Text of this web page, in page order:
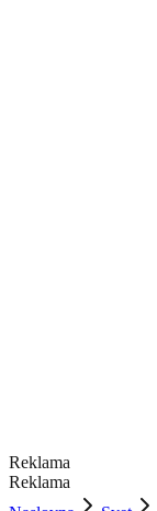
Reklama
Reklama